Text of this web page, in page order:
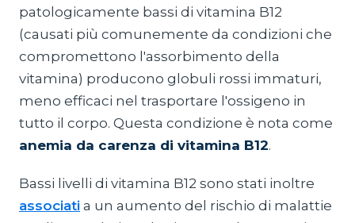
patologicamente bassi di vitamina B12
(causati più comunemente da condizioni che
compromettono l'assorbimento della
vitamina) producono globuli rossi immaturi,
meno efficaci nel trasportare l'ossigeno in
tutto il corpo. Questa condizione è nota come
anemia da carenza di vitamina B12.
Bassi livelli di vitamina B12 sono stati inoltre
associati a un aumento del rischio di malattie